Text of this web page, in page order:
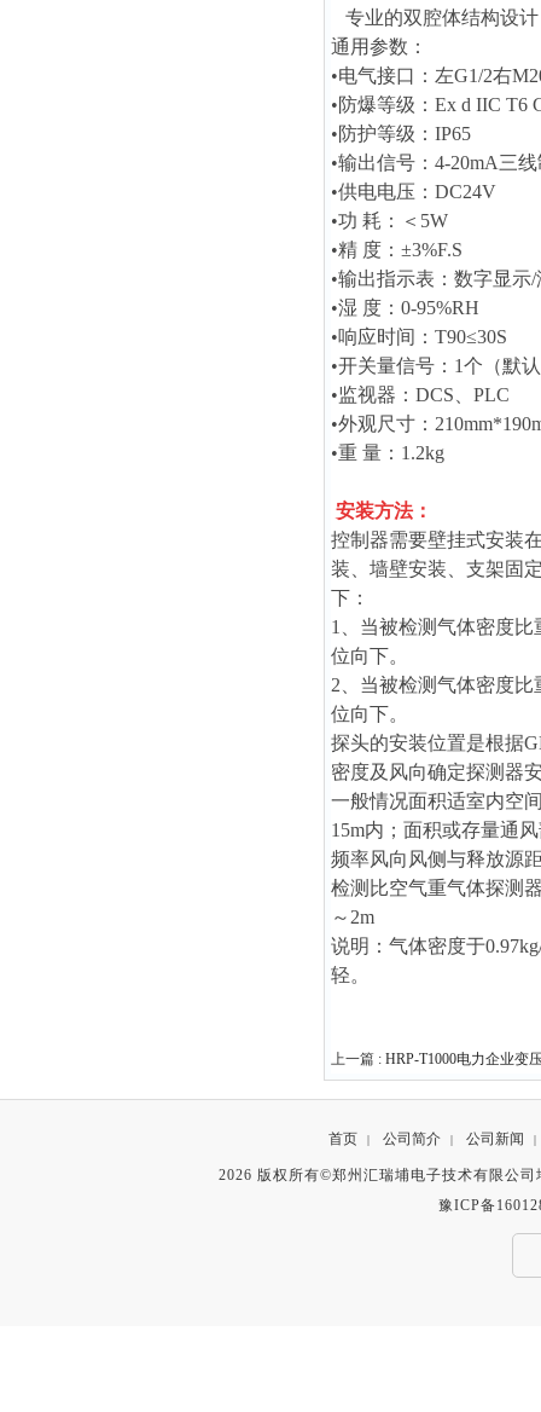
专业的双腔体结构设
通用参数：
•电气接口：左G1/2右
•防爆等级：Ex d IIC T6
•防护等级：IP65
•输出信号：4-20mA三
•供电电压：DC24V
•功 耗：＜5W
•精 度：±3%F.S
•输出指示表：数字显示
•湿 度：0-95%RH
•响应时间：T90≤30S
•开关量信号：1个（默
•监视器：DCS、PLC
•外观尺寸：
•重 量：1.2kg
安装方法：
控制器需要壁挂式安装
装、墙壁安装、支架固
下：
1、当被检测气体密度
位向下。
2、当被检测气体密度
位向下。
探头的安装位置是根据
密度及风向确定探测器
一般情况面积适室内空
15m内；面积或存量通
频率风向风侧与释放源
检测比空气重气体探测
～2m
说明：气体密度于
轻。
上一篇 : HRP-T1000电力企业变
首页 | 公司简介 | 公司新闻 |
2026 版权所有©郑州汇瑞埔电子技术有限公
豫ICP备